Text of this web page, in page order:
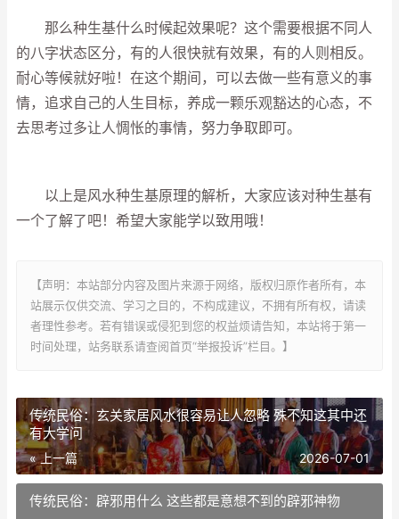
那么种生基什么时候起效果呢？这个需要根据不同人
的八字状态区分，有的人很快就有效果，有的人则相反。
耐心等候就好啦！在这个期间，可以去做一些有意义的事
情，追求自己的人生目标，养成一颗乐观豁达的心态，不
去思考过多让人惆怅的事情，努力争取即可。
以上是风水种生基原理的解析，大家应该对种生基有
一个了解了吧！希望大家能学以致用哦！
【声明：本站部分内容及图片来源于网络，版权归原作者所有，本
站展示仅供交流、学习之目的，不构成建议，不拥有所有权，请读
者理性参考。若有错误或侵犯到您的权益烦请告知，本站将于第一
时间处理，站务联系请查阅首页“举报投诉”栏目。】
传统民俗：玄关家居风水很容易让人忽略 殊不知这其中还
有大学问
« 上一篇 2026-07-01
传统民俗：辟邪用什么 这些都是意想不到的辟邪神物